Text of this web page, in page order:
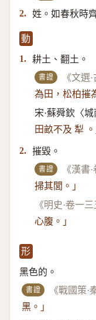
2. 姓。如春秋時
動
1. 耕土、翻土。
書證 《文選
為田，松柏摧
宋·蘇舜欽〈
田畝不及 犁 。
2. 摧毀。
書證 《漢書
掃其閭。」
《明史·卷一三
心腹。」
形
黑色的。
書證 《戰國策·
黑。」